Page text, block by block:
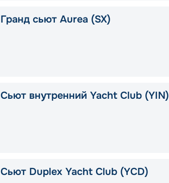
Гранд сьют Aurea (SX)
Сьют внутренний Yacht Club (YIN)
Сьют Duplex Yacht Club (YCD)